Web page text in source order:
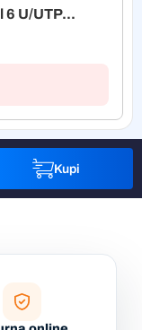
U/UTP...
Kupi